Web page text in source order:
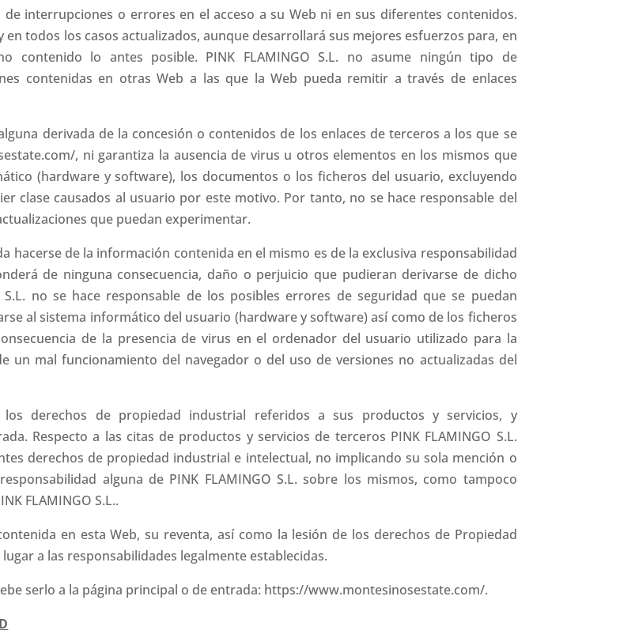
de interrupciones o errores en el acceso a su Web ni en sus diferentes contenidos.
todos los casos actualizados, aunque desarrollará sus mejores esfuerzos para, en
contenido lo antes posible. PINK FLAMINGO S.L. no asume ningún tipo de
contenidas en otras Web a las que la Web pueda remitir a través de enlaces
derivada de la concesión o contenidos de los enlaces de terceros a los que se
, ni garantiza la ausencia de virus u otros elementos en los mismos que
(hardware y software), los documentos o los ficheros del usuario, excluyendo
clase causados al usuario por este motivo. Por tanto, no se hace responsable del
que puedan experimentar.
hacerse de la información contenida en el mismo es de la exclusiva responsabilidad
de ninguna consecuencia, daño o perjuicio que pudieran derivarse de dicho
no se hace responsable de los posibles errores de seguridad que se puedan
al sistema informático del usuario (hardware y software) así como de los ficheros
de la presencia de virus en el ordenador del usuario utilizado para la
un mal funcionamiento del navegador o del uso de versiones no actualizadas del
los derechos de propiedad industrial referidos a sus productos y servicios, y
Respecto a las citas de productos y servicios de terceros PINK FLAMINGO S.L.
derechos de propiedad industrial e intelectual, no implicando su sola mención o
alguna de PINK FLAMINGO S.L. sobre los mismos, como tampoco
FLAMINGO S.L..
en esta Web, su reventa, así como la lesión de los derechos de Propiedad
a las responsabilidades legalmente establecidas.
serlo a la página principal o de entrada: https://www.montesinosestate.com/.